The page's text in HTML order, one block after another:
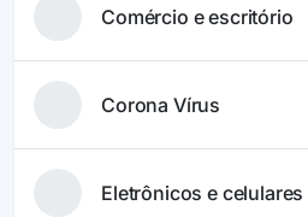
Comércio e escritório
Corona Vírus
Eletrônicos e celulares